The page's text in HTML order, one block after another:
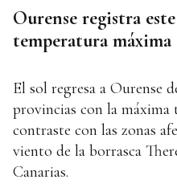
Ourense registra
temperatura máxima
El sol regresa a Ourense
provincias con la máxima
contraste con las zonas
viento de la borrasca
Canarias.